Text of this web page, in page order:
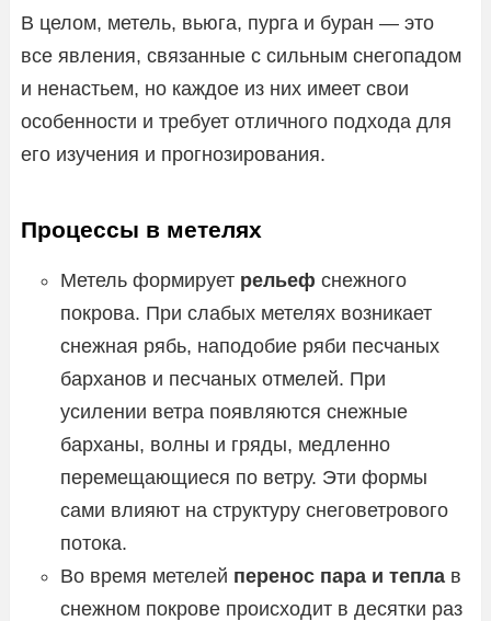
В целом, метель, вьюга, пурга и буран — это
все явления, связанные с сильным снегопадом
и ненастьем, но каждое из них имеет свои
особенности и требует отличного подхода для
его изучения и прогнозирования.
Процессы в метелях
Метель формирует рельеф снежного
покрова. При слабых метелях возникает
снежная рябь, наподобие ряби песчаных
барханов и песчаных отмелей. При
усилении ветра появляются снежные
барханы, волны и гряды, медленно
перемещающиеся по ветру. Эти формы
сами влияют на структуру снеговетрового
потока.
Во время метелей перенос пара и тепла в
снежном покрове происходит в десятки раз